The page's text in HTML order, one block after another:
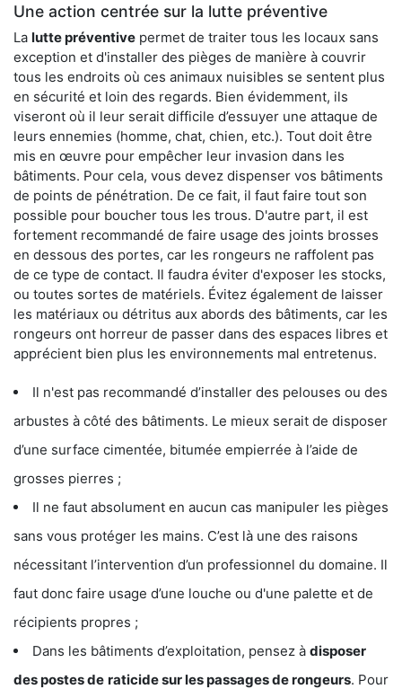
Une action centrée sur la lutte préventive
La lutte préventive permet de traiter tous les locaux sans
exception et d'installer des pièges de manière à couvrir
tous les endroits où ces animaux nuisibles se sentent plus
en sécurité et loin des regards. Bien évidemment, ils
viseront où il leur serait difficile d’essuyer une attaque de
leurs ennemies (homme, chat, chien, etc.). Tout doit être
mis en œuvre pour empêcher leur invasion dans les
bâtiments. Pour cela, vous devez dispenser vos bâtiments
de points de pénétration. De ce fait, il faut faire tout son
possible pour boucher tous les trous. D'autre part, il est
fortement recommandé de faire usage des joints brosses
en dessous des portes, car les rongeurs ne raffolent pas
de ce type de contact. Il faudra éviter d'exposer les stocks,
ou toutes sortes de matériels. Évitez également de laisser
les matériaux ou détritus aux abords des bâtiments, car les
rongeurs ont horreur de passer dans des espaces libres et
apprécient bien plus les environnements mal entretenus.
Il n'est pas recommandé d’installer des pelouses ou des
arbustes à côté des bâtiments. Le mieux serait de disposer
d’une surface cimentée, bitumée empierrée à l’aide de
grosses pierres ;
Il ne faut absolument en aucun cas manipuler les pièges
sans vous protéger les mains. C’est là une des raisons
nécessitant l’intervention d’un professionnel du domaine. Il
faut donc faire usage d’une louche ou d'une palette et de
récipients propres ;
Dans les bâtiments d’exploitation, pensez à disposer
des postes de raticide sur les passages de rongeurs. Pour